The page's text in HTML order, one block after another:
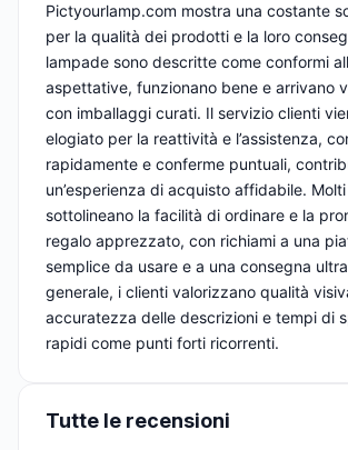
Pictyourlamp.com mostra una costante
per la qualità dei prodotti e la loro
lampade sono descritte come conformi
aspettative, funzionano bene e arrivano
con imballaggi curati. Il servizio clienti
elogiato per la reattività e l’assistenza,
rapidamente e conferme puntuali,
un’esperienza di acquisto affidabile.
sottolineano la facilità di ordinare e la
regalo apprezzato, con richiami a una
semplice da usare e a una consegna
generale, i clienti valorizzano qualità
accuratezza delle descrizioni e tempi di
rapidi come punti forti ricorrenti.
Tutte le recensioni